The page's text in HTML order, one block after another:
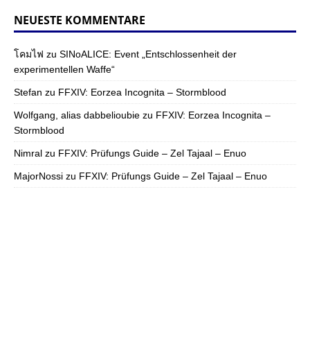
NEUESTE KOMMENTARE
โคมไฟ zu SINoALICE: Event „Entschlossenheit der
experimentellen Waffe“
Stefan zu FFXIV: Eorzea Incognita – Stormblood
Wolfgang, alias dabbelioubie zu FFXIV: Eorzea Incognita –
Stormblood
Nimral zu FFXIV: Prüfungs Guide – Zel Tajaal – Enuo
MajorNossi zu FFXIV: Prüfungs Guide – Zel Tajaal – Enuo